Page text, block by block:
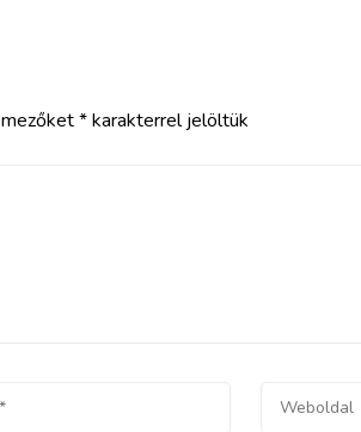
*karakterrel jelöltük